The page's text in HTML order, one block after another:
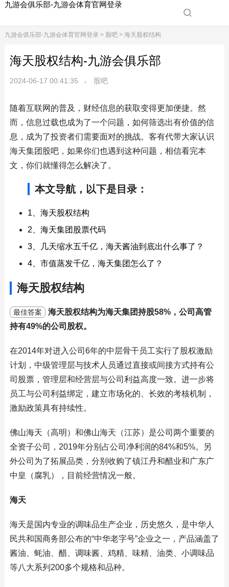
九游会俱乐部-九游会体育官网登录
九游会俱乐部-九游会体育官网登录> 股吧> 海天股权结构
海天股权结构-九游会俱乐部
2024-06-17 00:41:35 股吧
随着互联网的普及，财经信息的获取变得更加便捷。然
而，信息过载也成为了一个问题，如何筛选出有价值的信
息，成为了投资者们需要面对的挑战。客有代带大家认识
海天集团股吧，如果你们也遇到这种问题，相信看完本
文，你们就懂得怎么解决了。
本文导航，以下是目录：
1、海天股权结构
2、海天集团股票代码
3、几天缩水五千亿，海天酱油到底出什么事了？
4、市值蒸发千亿，海天集团怎么了？
海天股权结构
最佳答案
海天股权结构为海天集团持股58%，公司高管
持有49%的公司股权。
在2014年对进入公司6年的中层骨干员工实行了股权激励
计划，中级管理层与技术人员通过直接或间接方式持有公
司股票，管理层和经营层与公司利益高度一致。进一步将
员工与公司利益绑定，建立市场化的、长效的考核机制，
激励政策具有持续性。
佛山海天（高明）和佛山海天（江苏）是公司两个重要的
全资子公司，2019年分别占公司净利润的84%和5%。另
外公司为了拓展品类，分别收购了镇江丹和醋业和广东广
中皇（腐乳），目前经营情况一般。
海天
海天是国内专业的调味品生产企业，历史悠久，是中华人
民共和国商务部公布的“中华老字号”企业之一，产品涵盖了
酱油、蚝油、醋、调味酱、鸡精、味精、油类、小调味品
等八大系列200多个规格和品种。